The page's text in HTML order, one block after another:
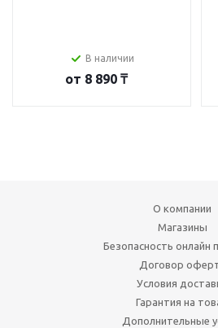
В наличии
от 8 890 ₸
О компании
Магазины
Безопасность онлайн
Договор
Условия
Гарантия на
Дополнительные